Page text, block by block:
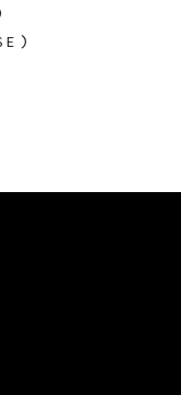
)